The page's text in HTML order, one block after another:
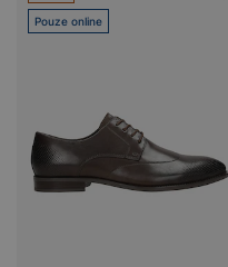
Pouze online